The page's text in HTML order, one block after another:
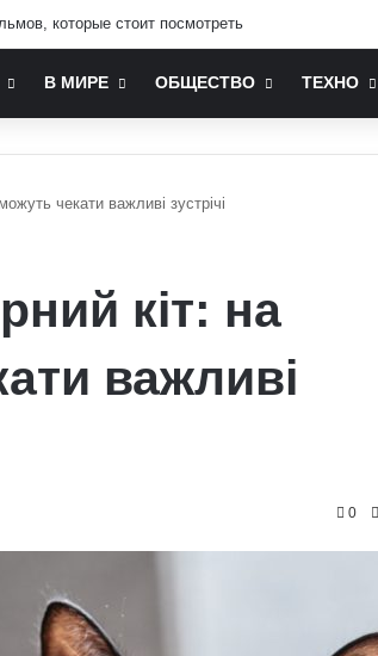
которые стоит посмотреть
В МИРЕ ОБЩЕСТВО ТЕХНО
чекати важливі зустрічі
кіт: на
важливі
0